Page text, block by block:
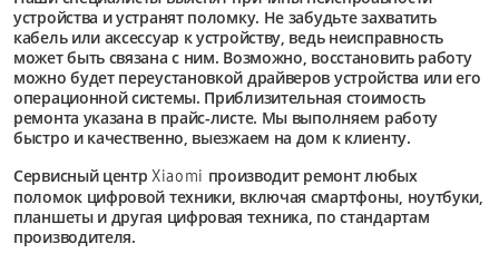
устройства и устранят поломку. Не забудьте захватить
кабель или аксессуар к устройству, ведь неисправность
может быть связана с ним. Возможно, восстановить работу
можно будет переустановкой драйверов устройства или его
операционной системы. Приблизительная стоимость
ремонта указана в прайс-листе. Мы выполняем работу
быстро и качественно, выезжаем на дом к клиенту.
Сервисный центрXiaomi производит ремонт любых
поломок цифровой техники, включая смартфоны, ноутбуки,
планшеты и другая цифровая техника, по стандартам
производителя.